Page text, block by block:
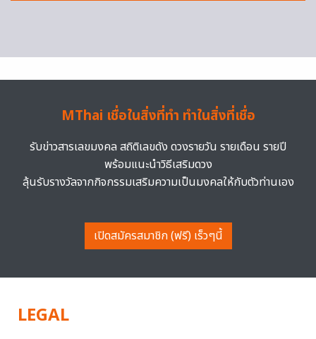
MThai เชื่อในสิ่งที่ทำ ทำในสิ่งที่เชื่อ
รับข่าวสารเลขมงคล สถิติเลขดัง ดวงรายวัน รายเดือน รายปี
พร้อมแนะนำวิธีเสริมดวง
ลุ้นรับรางวัลจากกิจกรรมเสริมความเป็นมงคลให้กับตัวท่านเอง
เปิดสมัครสมาชิก (ฟรี) เร็วๆนี้
LEGAL